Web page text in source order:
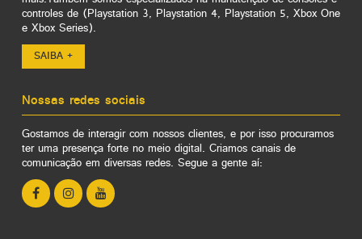
controles de (Playstation 3, Playstation 4, Playstation 5, Xbox One
e Xbox Series).
SAIBA +
Nossas redes sociais
Gostamos de interagir com nossos clientes, e por isso procuramos
ter uma presença forte no meio digital. Criamos canais de
comunicação em diversas redes. Segue a gente aí: